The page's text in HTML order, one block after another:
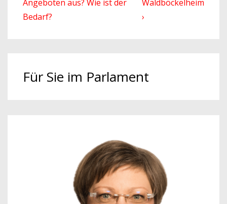
Angeboten aus? Wie ist der
Bedarf?
Waldböckelheim
›
Für Sie im Parlament